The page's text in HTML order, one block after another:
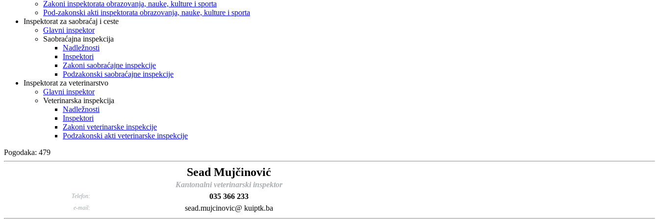
Zakoni inspektorata obrazovanja, nauke, kulture i sporta
Pod-zakonski akti inspektorata obrazovanja, nauke, kulture i sporta
Inspektorat za saobraćaj i ceste
Glavni inspektor
Saobraćajna inspekcija
Nadležnosti
Inspektori
Zakoni saobraćajne inspekcije
Podzakonski saobraćajne inspekcije
Inspektorat za veterinarstvo
Glavni inspektor
Veterinarska inspekcija
Nadležnosti
Inspektori
Zakoni veterinarske inspekcije
Podzakonski akti veterinarske inspekcije
Pogodaka: 479
Sead Mujčinović
Kantonalni veterinarski inspektor
Telefon: 035 366 233
e-mail: sead.mujcinovic@ kuiptk.ba